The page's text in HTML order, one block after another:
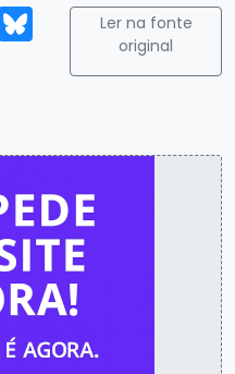
BlueskyLer na fonte
original